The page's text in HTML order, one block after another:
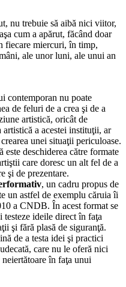
nu trebuie să aibă nici viitor,
cum a apărut, făcând doar
fiecare miercuri, în timp,
ale unor luni, ale unui an
contemporan nu poate
de feluri de a crea şi de a
artistică, oricât de
artistică a acestei instituţii, ar
unei situaţii periculoase.
este deschiderea către formate
care doresc un alt fel de a
şi de prezentare.
, un cadru propus de
un astfel de exemplu căruia îi
a CNDB. În acest format se
testeze ideile direct în faţa
şi fără plasă de siguranţă.
de a testa idei şi practici
care nu le oferă nici
în faţa unui